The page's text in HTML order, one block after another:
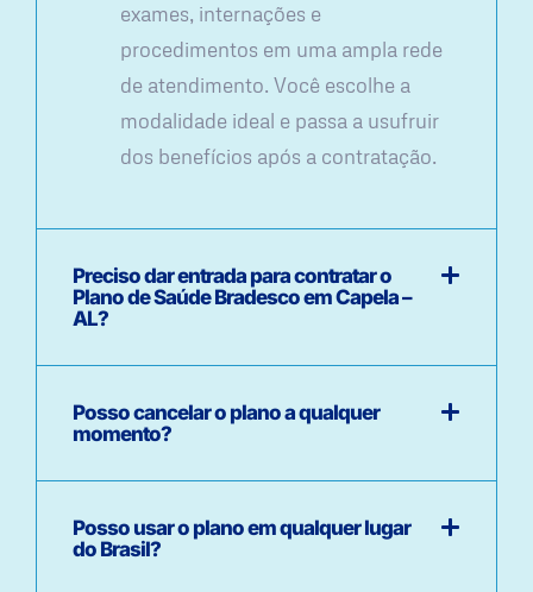
exames, internações e
procedimentos em uma ampla rede
de atendimento. Você escolhe a
modalidade ideal e passa a usufruir
dos benefícios após a contratação.
Preciso dar entrada para contratar o
Plano de Saúde Bradesco em Capela –
AL?
Posso cancelar o plano a qualquer
momento?
Posso usar o plano em qualquer lugar
do Brasil?